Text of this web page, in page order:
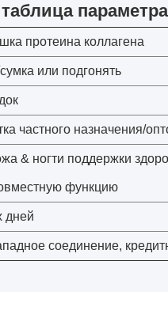
протеина коллагена
или подгонять
частного назначения/
& ногти поддержки
функцию
дней
соединение,